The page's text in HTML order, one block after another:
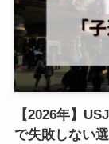
【2026年】
で失敗しない